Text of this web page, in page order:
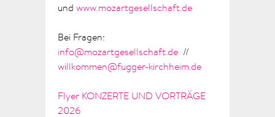
und www.mozartgesellschaft.de
Bei Fragen:
info@mozartgesellschaft.de //
willkommen@fugger-kirchheim.de
Flyer KONZERTE UND VORTRÄGE
2026